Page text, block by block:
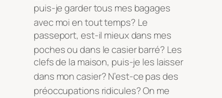
puis-je garder tous mes bagages
avec moi en tout temps? Le
passeport, est-il mieux dans mes
poches ou dans le casier barré? Les
clefs de la maison, puis-je les laisser
dans mon casier?N’est-ce pas des
préoccupations ridicules?On me